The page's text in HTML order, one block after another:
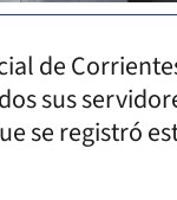
de
sus
se registró